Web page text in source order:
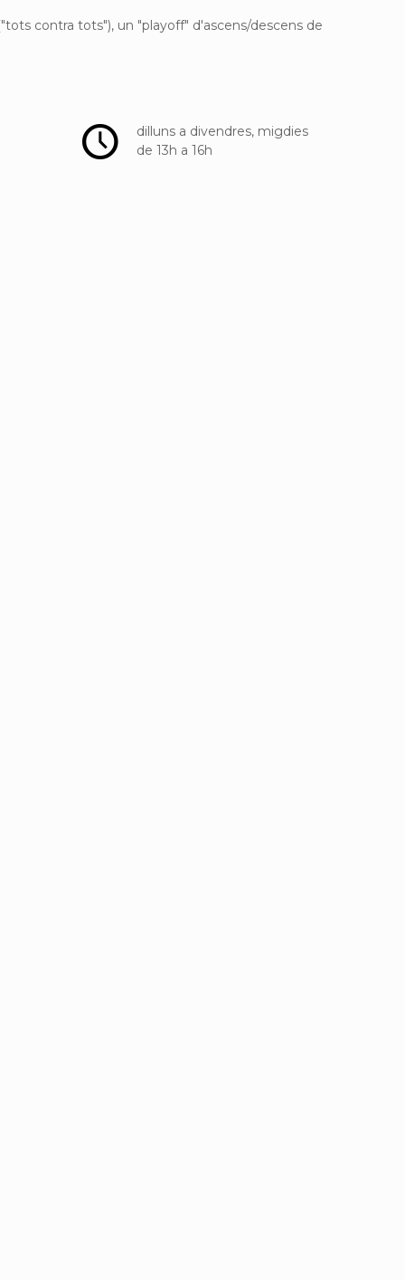
contra tots"), un "playoff" d'ascens/descens de
dilluns a divendres, migdies
de 13h a 16h